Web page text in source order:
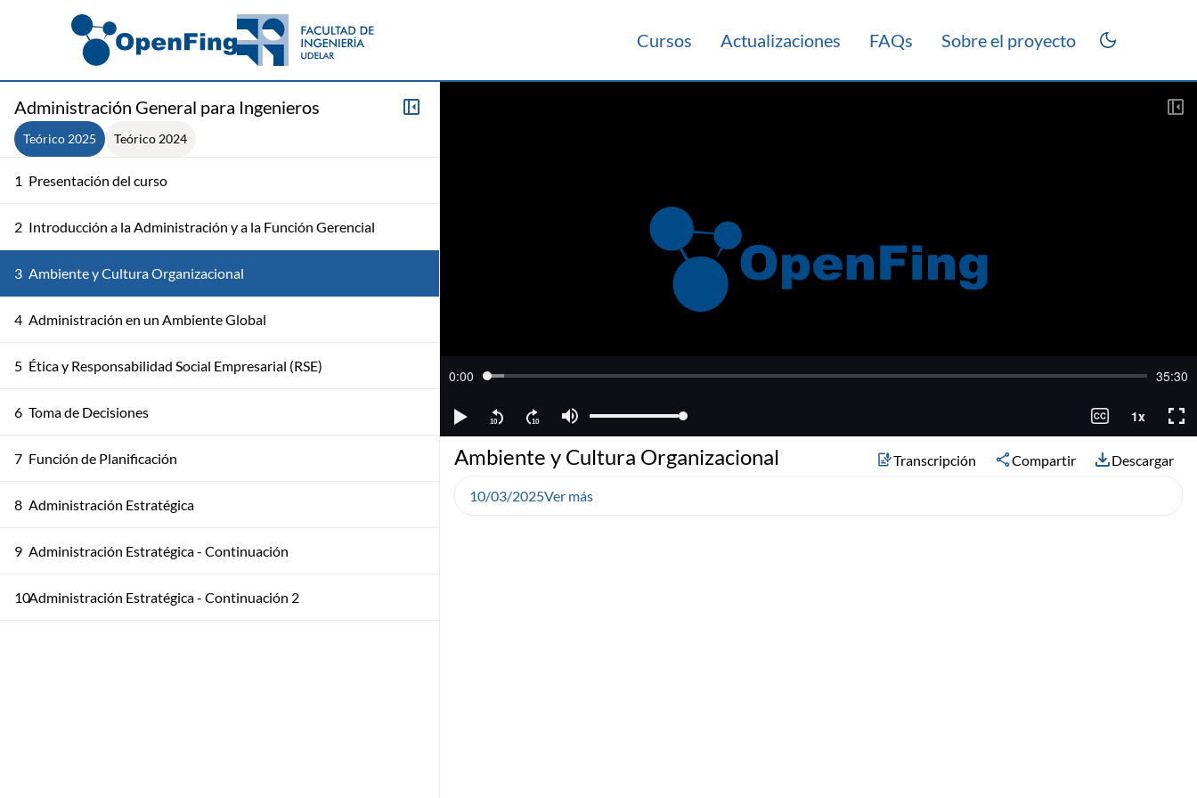
Cursos Actualizaciones FAQs Sobre el proyecto
Administración General para Ingenieros
Teórico 2025 Teórico 2024
1 Presentación del curso
2 Introducción a la Administración y a la Función Gerencial
3 Ambiente y Cultura Organizacional
4 Administración en un Ambiente Global
5 Ética y Responsabilidad Social Empresarial (RSE)
6 Toma de Decisiones
7 Función de Planificación
8 Administración Estratégica
9 Administración Estratégica - Continuación
10Administración Estratégica - Continuación 2
Ambiente y Cultura Organizacional Transcripción Compartir Descargar
10/03/2025Ver más